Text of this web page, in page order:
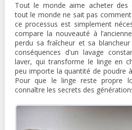
Tout le monde aime acheter des
tout le monde ne sait pas
ce processus est simplement
compare la nouveauté à
perdu sa fraîcheur et sa
conséquences d'un lavage
laver, qui transforme le linge en
peu importe la quantité de poudre
Pour que le linge reste propre
connaître les secrets des